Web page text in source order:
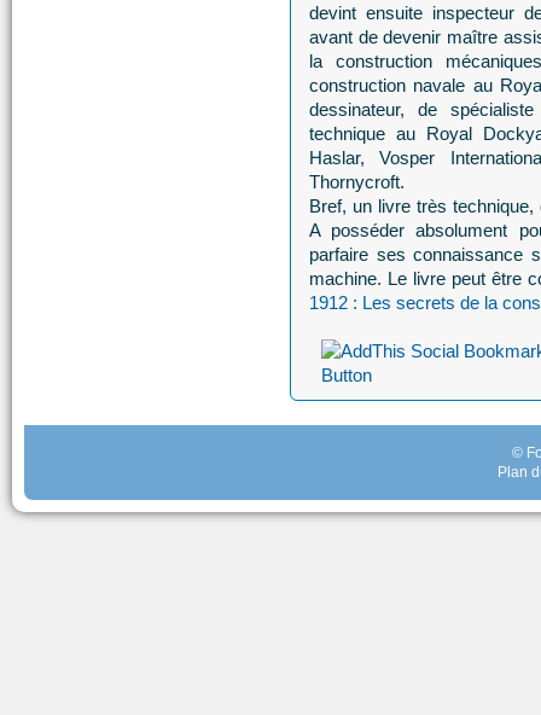
devint ensuite inspecteur
avant de devenir maître
la construction
construction navale au
dessinateur, de
technique au Royal
Haslar, Vosper
Thornycroft.
Bref, un livre très
A posséder absolument
parfaire ses connaissance
machine. Le livre peut être
1912 : Les secrets de la
©
Plan